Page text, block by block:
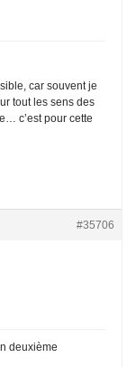
car souvent je
tout les sens des
c’est pour cette
#35706
deuxième